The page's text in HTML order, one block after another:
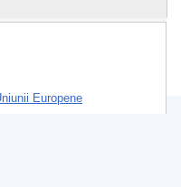
Europene
Europene